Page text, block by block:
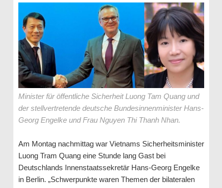
Minister für öffentliche Sicherheit Luong Tam Quang und
der stellvertretende deutsche Bundesinnenminister Hans-
Georg Engelke und Frau Nguyen Thi Thanh Nhan.
Am Montag nachmittag war Vietnams Sicherheitsminister
Luong Tram Quang eine Stunde lang Gast bei
Deutschlands Innenstaatssekretär Hans-Georg Engelke
in Berlin. „Schwerpunkte waren Themen der bilateralen